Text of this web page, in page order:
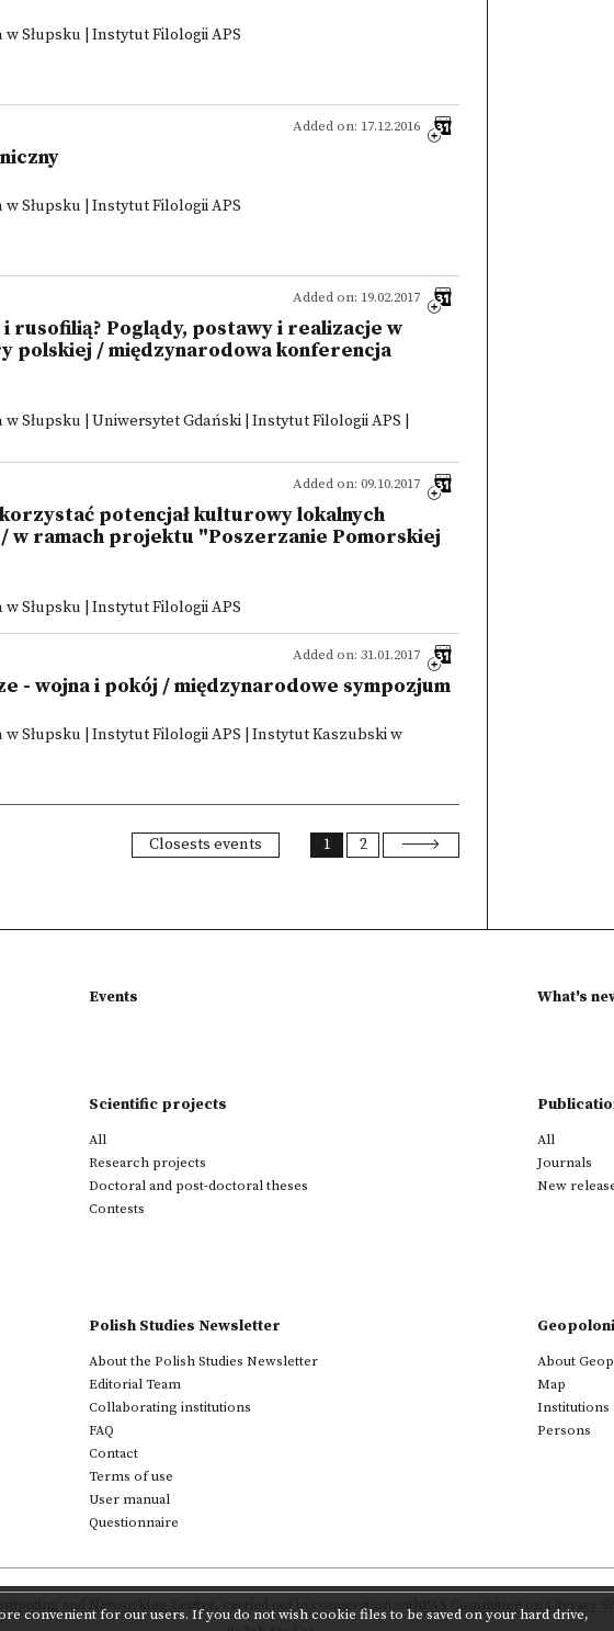
Słupsku | Instytut Filologii APS
Added on: 17.12.2016
Słupsku | Instytut Filologii APS
Added on: 19.02.2017
rusofilią? Poglądy, postawy i realizacje w
polskiej / międzynarodowa konferencja
Słupsku | Uniwersytet Gdański | Instytut Filologii APS |
Added on: 09.10.2017
potencjał kulturowy lokalnych
/ w ramach projektu "Poszerzanie Pomorskiej
Słupsku | Instytut Filologii APS
Added on: 31.01.2017
- wojna i pokój / międzynarodowe sympozjum
Słupsku | Instytut Filologii APS | Instytut Kaszubski w
Closests events 1 2
convenient for our users. If you do not wish cookie files to be saved on your hard drive,
Events What's
Scientific projects
All
Research projects
Doctoral and post-doctoral theses
Contests
All
Journals
New
Polish Studies Newsletter
About the Polish Studies Newsletter
Editorial Team
Collaborating institutions
FAQ
Contact
Terms of use
User manual
Questionnaire
About
Map
Institutions
Persons
carried out in cooperation with PAS Committee on Literary